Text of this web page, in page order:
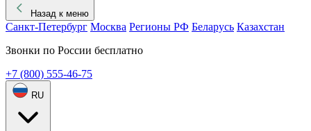
Назад к меню
Санкт-Петербург Москва Регионы РФ Беларусь Казахстан
Звонки по России бесплатно
+7 (800) 555-46-75
RU